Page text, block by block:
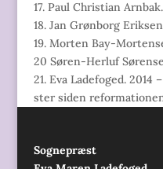
17. Paul Christian
18. Jan Grønborg
19. Morten Bay-
20 Søren-Herluf
21. Eva Ladefoged. 2014 –
ster siden
Sognepræst